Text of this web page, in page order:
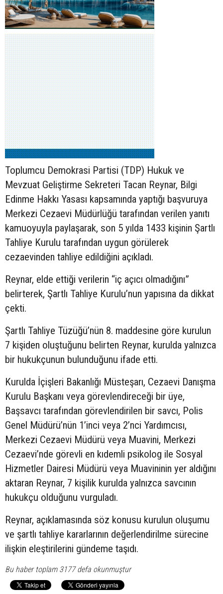
Toplumcu Demokrasi Partisi (TDP) Hukuk ve
Mevzuat Geliştirme Sekreteri Tacan Reynar, Bilgi
Edinme Hakkı Yasası kapsamında yaptığı başvuruya
Merkezi Cezaevi Müdürlüğü tarafından verilen yanıtı
kamuoyuyla paylaşarak, son 5 yılda 1433 kişinin Şartlı
Tahliye Kurulu tarafından uygun görülerek
cezaevinden tahliye edildiğini açıkladı.
Reynar, elde ettiği verilerin “iç açıcı olmadığını”
belirterek, Şartlı Tahliye Kurulu’nun yapısına da dikkat
çekti.
Şartlı Tahliye Tüzüğü’nün 8. maddesine göre kurulun
7 kişiden oluştuğunu belirten Reynar, kurulda yalnızca
bir hukukçunun bulunduğunu ifade etti.
Kurulda İçişleri Bakanlığı Müsteşarı, Cezaevi Danışma
Kurulu Başkanı veya görevlendireceği bir üye,
Başsavcı tarafından görevlendirilen bir savcı, Polis
Genel Müdürü’nün 1’inci veya 2’nci Yardımcısı,
Merkezi Cezaevi Müdürü veya Muavini, Merkezi
Cezaevi’nde görevli en kıdemli psikolog ile Sosyal
Hizmetler Dairesi Müdürü veya Muavininin yer aldığını
aktaran Reynar, 7 kişilik kurulda yalnızca savcının
hukukçu olduğunu vurguladı.
Reynar, açıklamasında söz konusu kurulun oluşumu
ve şartlı tahliye kararlarının değerlendirilme sürecine
ilişkin eleştirilerini gündeme taşıdı.
Bu haber toplam 3177 defa okunmuştur